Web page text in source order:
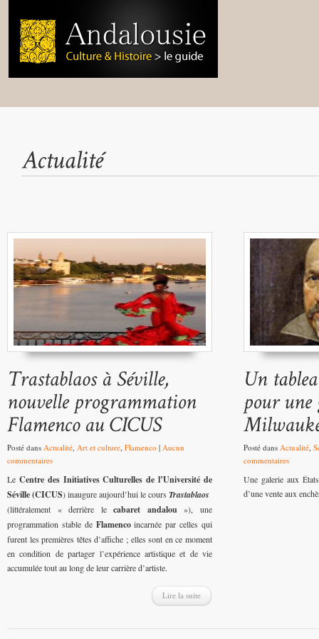
Posté dans Actualité, Art et culture, Flamenco | Aucun
commentaires
Le Centre des Initiatives Culturelles de l’Université de
Séville (CICUS) inaugure aujourd’hui le cours Trastablaos
(littéralement « derrière lecabaret andalou»), une
programmation stable deFlamencoincarnée par celles qui
furent les premières têtes d’affiche ; elles sont en ce moment
en condition de partager l’expérience artistique et de vie
accumulée tout au long de leur carrière d’artiste.
Lire la suite
Posté dans Actualité,
commentaires
Une galerie aux
d’une vente aux